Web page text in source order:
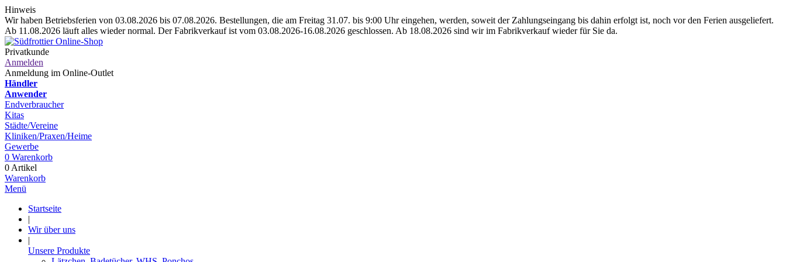
Hinweis
Wir haben Betriebsferien von 03.08.2026 bis 07.08.2026. Bestellungen, die am Freitag 31.07. bis 9:00 Uhr eingehen, werden, soweit der Zahlungseingang bis dahin erfolgt ist, noch vor den Ferien ausgeliefert.
Ab 11.08.2026 läuft alles wieder normal. Der Fabrikverkauf ist vom 03.08.2026-16.08.2026 geschlossen. Ab 18.08.2026 sind wir im Fabrikverkauf wieder für Sie da.
Privatkunde
Anmelden
Anmeldung im Online-Outlet
Händler
Anwender
Endverbraucher
Kitas
Städte/Vereine
Kliniken/Praxen/Heime
Gewerbe
0 Warenkorb
0 Artikel
Warenkorb
Menü
Startseite
|
Wir über uns
|
Unsere Produkte